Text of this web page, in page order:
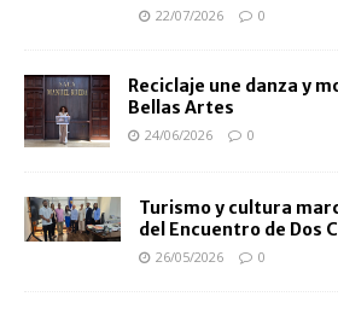
22/07/2026 0
Reciclaje une danza y
Bellas Artes
24/06/2026 0
Turismo y cultura
del Encuentro de Dos
26/05/2026 0